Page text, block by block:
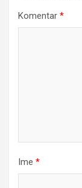
Komentar *
Ime *